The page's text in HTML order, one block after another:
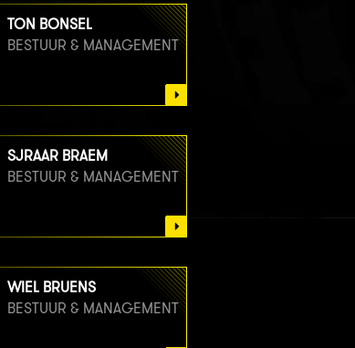
TON BONSEL
BESTUUR & MANAGEMENT
SJRAAR BRAEM
BESTUUR & MANAGEMENT
WIEL BRUENS
BESTUUR & MANAGEMENT